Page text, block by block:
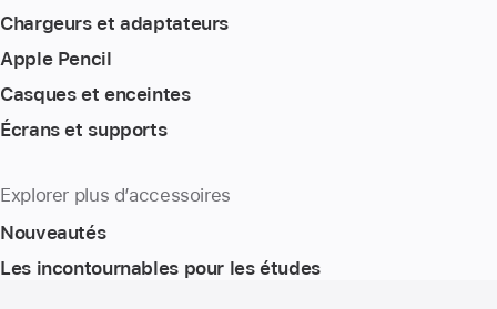
Chargeurs et adaptateurs
Apple Pencil
Casques et enceintes
Écrans et supports
Explorer plus d’accessoires
Nouveautés
Les incontournables pour les études